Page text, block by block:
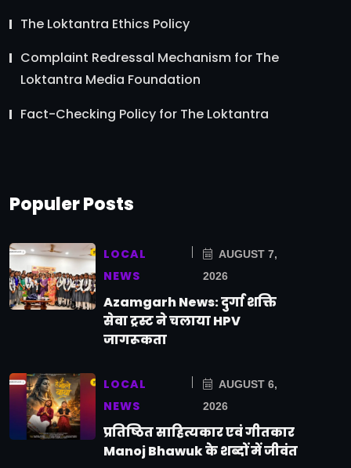
The Loktantra Ethics Policy
Complaint Redressal Mechanism for The
Loktantra Media Foundation
Fact-Checking Policy for The Loktantra
Populer Posts
LOCAL
NEWS
AUGUST 7,
2026
Azamgarh News: दुर्गा शक्ति
सेवा ट्रस्ट ने चलाया HPV
जागरूकता
LOCAL
NEWS
AUGUST 6,
2026
प्रतिष्ठित साहित्यकार एवं गीतकार
Manoj Bhawuk के शब्दों में जीवंत